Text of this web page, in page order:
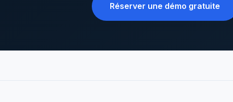
Réserver une démo gratuite